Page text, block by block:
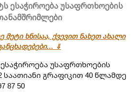
ესაჭიროება უსაფრთხოების
მეტი ხნისაა, ქვევით ნახეთ ახალი
⇓
ესაჭიროება უსაფრთხოების
საათიანი გრაფიკით 40 წლამდე
87 50